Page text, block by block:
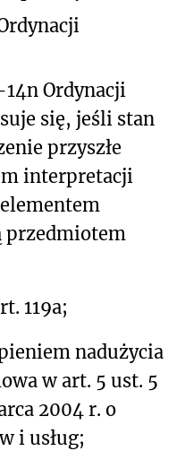
Ordynacji
się, jeśli stan
przyszłe
interpretacji
przedmiotem
119a;
nadużycia
w art. 5 ust. 5
2004 r. o
i usług;